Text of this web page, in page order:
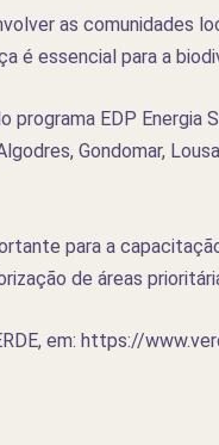
as comunidades
é essencial para a
programa EDP
Gondomar,
para a
de áreas
em: https://